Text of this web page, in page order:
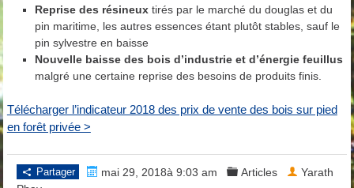
Reprise des résineux tirés par le marché du douglas et du
pin maritime, les autres essences étant plutôt stables, sauf le
pin sylvestre en baisse
Nouvelle baisse des bois d’industrie et d’énergie feuillus
malgré une certaine reprise des besoins de produits finis.
Télécharger l’indicateur 2018 des prix de vente des bois sur pied
en forêt privée >
Partager mai 29, 2018à 9:03 am Articles
Yarath